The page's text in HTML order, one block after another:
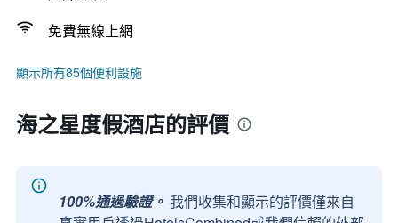
免費無線上網
顯示所有85個便利設施
海之星度假酒店的評價
100%通過驗證。 我們收集和顯示的評價僅來自